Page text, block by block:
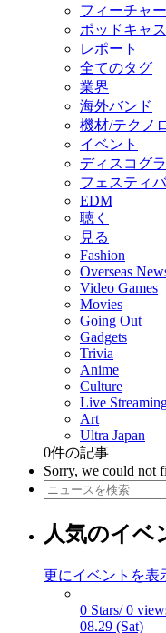
フィーチャー
ポッドキャ
レポート
全てのタグ
業界
海外バンド
機材/テクノ
イベント
ディスコグ
フェスティ
EDM
聴く
見る
Fashion
Overseas
Video Games
Movies
Going Out
Gadgets
Trivia
Anime
Culture
Live
Art
Ultra Japan
0件の記事
Sorry, we could not
人気のイベ
更にイベントを表
0 Stars/ 0
08.29 (Sat)